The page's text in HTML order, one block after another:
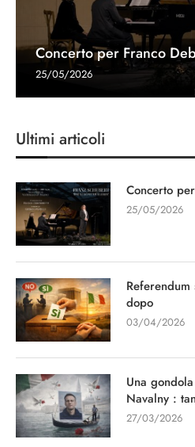
Concerto per Franco
25/05/2026
Ultimi articoli
Concerto
25/05/2026
dopo
03/04/2026
Una
Navalny :
27/03/2026